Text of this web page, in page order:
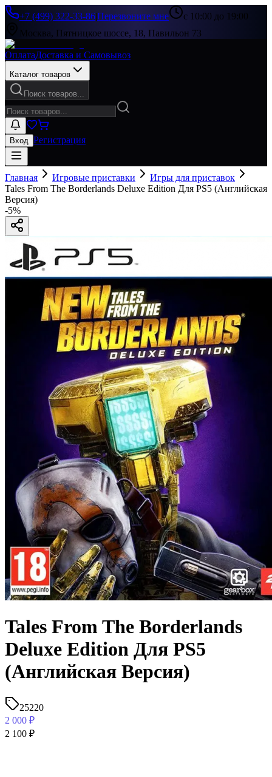
+7 (499) 322-33-86|Перезвоните мне
с 10:00 до 19:00
Москва, Пятницкое шоссе, 18, Павильон 73
ОплатаДоставка и Самовывоз
Каталог товаров
Поиск товаров...
Вход Регистрация
Главная Игровые приставки
Игры для приставок
Tales From The Borderlands Deluxe Edition Для PS5 (Английская
Версия)
-5%
Tales From The Borderlands
Deluxe Edition Для PS5
(Английская Версия)
25220
2 000 ₽
2 100 ₽